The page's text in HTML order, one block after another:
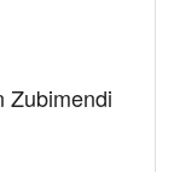
Zubimendi